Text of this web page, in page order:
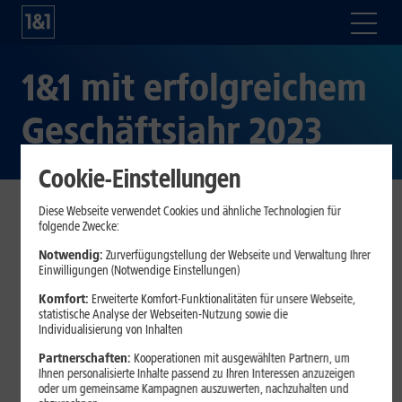
1&1 mit erfolgreichem
Geschäftsjahr 2023
Kundenverträge: +480.000 auf 16,26 Mio.
Umsatz: +3,4% auf 4,097 Mrd. EUR, davon 3,243 Mrd.
EUR Service-Umsatz
EBITDA: -5,7% auf 653,8 Mio. EUR infolge planmäßig
erhöhter Anlaufkosten für den Bau des 1&1
Mobilfunknetzes
Prognose 2024: ca. 4% höherer Service-Umsatz, ca.
10% höheres EBITDA
Cookie-Einstellungen
Diese Webseite verwendet Cookies und ähnliche Technologien für
folgende Zwecke:
Notwendig: Zurverfügungstellung der Webseite und Verwaltung Ihrer
Einwilligungen (Notwendige Einstellungen)
Komfort: Erweiterte Komfort-Funktionalitäten für unsere Webseite,
statistische Analyse der Webseiten-Nutzung sowie die
Individualisierung von Inhalten
Partnerschaften: Kooperationen mit ausgewählten Partnern, um
Ihnen personalisierte Inhalte passend zu Ihren Interessen anzuzeigen
oder um gemeinsame Kampagnen auszuwerten, nachzuhalten und